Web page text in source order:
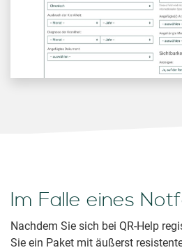
Im Falle eines
Nachdem Sie sich bei QR-Help
Sie ein Paket mit äußerst